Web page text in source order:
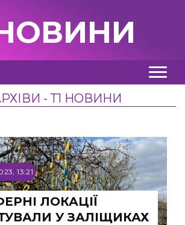
- Т1 НОВИНИ
13:21
ЛОКАЦІЇ
У ЗАЛІЩИКАХ